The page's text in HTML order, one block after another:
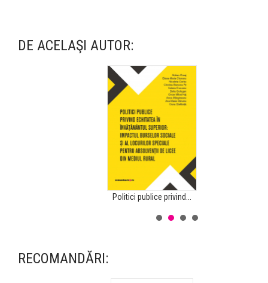
DE ACELAŞI AUTOR:
Politici publice privind...
RECOMANDĂRI: